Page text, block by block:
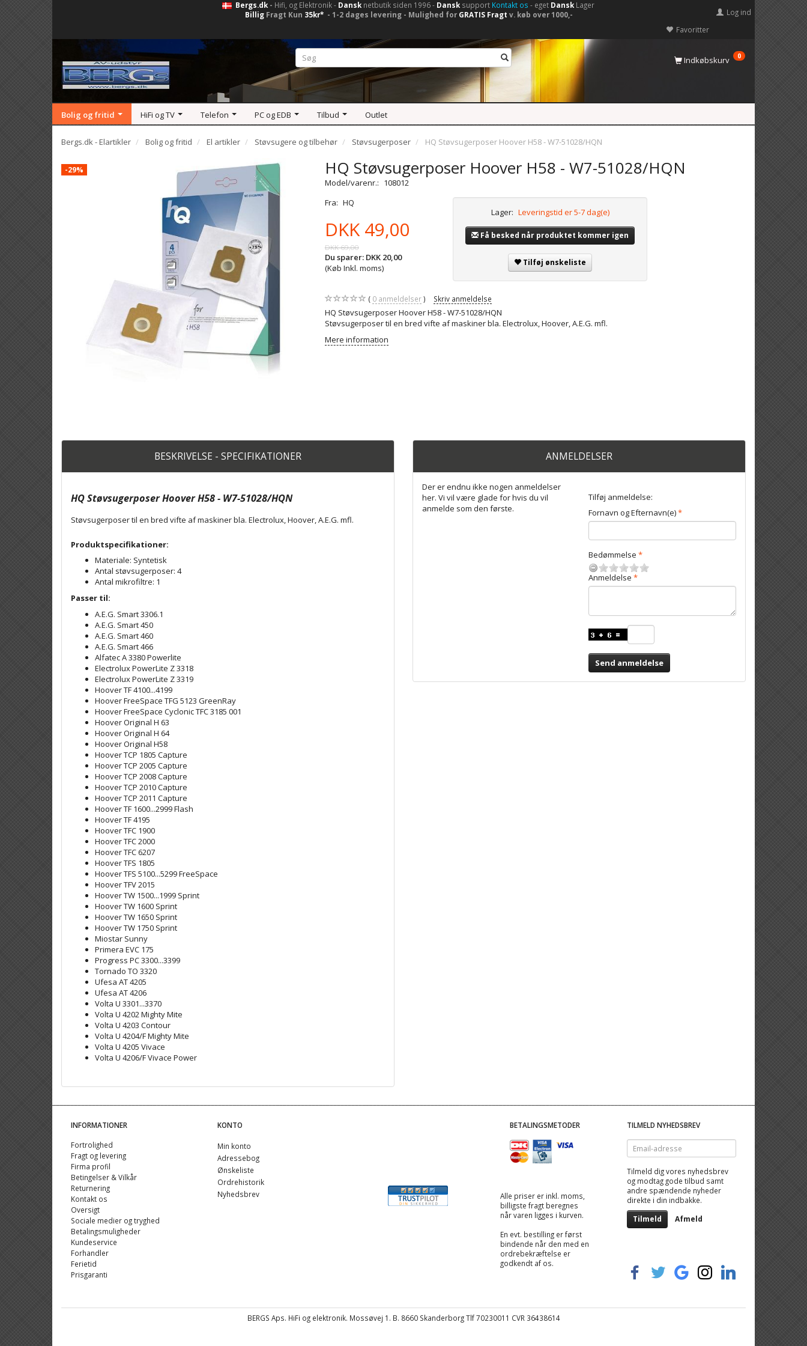
Bergs.dk- Hifi, og Elektronik - Dansknetbutik siden 1996 - Dansksupport Kontakt os - eget DanskLager
Billig Fragt Kun 35kr* - 1-2 dages levering - Mulighed for GRATIS Fragt v. køb over 1000,-
Favoritter
Log ind
Indkøbskurv 0
Bolig og fritid HiFi og TV Telefon PC og EDB Tilbud Outlet
Bergs.dk - Elartikler Bolig og fritid El artikler Støvsugere og tilbehør Støvsugerposer HQ Støvsugerposer Hoover H58 - W7-51028/HQN
-29% HQ Støvsugerposer Hoover H58 - W7-51028/HQN
Model/varenr.: 108012
Fra: HQ
DKK 49,00
DKK 69,00
Du sparer: DKK 20,00
(Køb Inkl. moms)
Lager: Leveringstid er 5-7 dag(e)
Få besked når produktet kommer igen
Tilføj ønskeliste
0anmeldelser Skriv anmeldelse
HQ Støvsugerposer Hoover H58 - W7-51028/HQN
Støvsugerposer til en bred vifte af maskiner bla. Electrolux, Hoover, A.E.G. mfl.
Mere information
BESKRIVELSE - SPECIFIKATIONER
HQ Støvsugerposer Hoover H58 - W7-51028/HQN
Støvsugerposer til en bred vifte af maskiner bla. Electrolux, Hoover, A.E.G. mfl.
Produktspecifikationer:
Materiale: Syntetisk
Antal støvsugerposer: 4
Antal mikrofiltre: 1
Passer til:
A.E.G. Smart 3306.1
A.E.G. Smart 450
A.E.G. Smart 460
A.E.G. Smart 466
Alfatec A 3380 Powerlite
Electrolux PowerLite Z 3318
Electrolux PowerLite Z 3319
Hoover TF 4100...4199
Hoover FreeSpace TFG 5123 GreenRay
Hoover FreeSpace Cyclonic TFC 3185 001
Hoover Original H 63
Hoover Original H 64
Hoover Original H58
Hoover TCP 1805 Capture
Hoover TCP 2005 Capture
Hoover TCP 2008 Capture
Hoover TCP 2010 Capture
Hoover TCP 2011 Capture
Hoover TF 1600...2999 Flash
Hoover TF 4195
Hoover TFC 1900
Hoover TFC 2000
Hoover TFC 6207
Hoover TFS 1805
Hoover TFS 5100...5299 FreeSpace
Hoover TFV 2015
Hoover TW 1500...1999 Sprint
Hoover TW 1600 Sprint
Hoover TW 1650 Sprint
Hoover TW 1750 Sprint
Miostar Sunny
Primera EVC 175
Progress PC 3300...3399
Tornado TO 3320
Ufesa AT 4205
Ufesa AT 4206
Volta U 3301...3370
Volta U 4202 Mighty Mite
Volta U 4203 Contour
Volta U 4204/F Mighty Mite
Volta U 4205 Vivace
Volta U 4206/F Vivace Power
ANMELDELSER
Der er endnu ikke nogen anmeldelser
her. Vi vil være glade for hvis du vil
anmelde som den første.
Tilføj anmeldelse:
Fornavn og Efternavn(e)
Bedømmelse
Anmeldelse
Send anmeldelse
INFORMATIONER
Fortrolighed
Fragt og levering
Firma profil
Betingelser & Vilkår
Returnering
Kontakt os
Oversigt
Sociale medier og tryghed
Betalingsmuligheder
Kundeservice
Forhandler
Ferietid
Prisgaranti
KONTO
Min konto
Adressebog
Ønskeliste
Ordrehistorik
Nyhedsbrev
BETALINGSMETODER
Alle priser er inkl. moms,
billigste fragt beregnes
når varen ligges i kurven.
En evt. bestilling er først
bindende når den med en
ordrebekræftelse er
godkendt af os.
TILMELD NYHEDSBREV
Email-
adresse
Tilmeld dig vores nyhedsbrev
og modtag gode tilbud samt
andre spændende nyheder
direkte i din indbakke.
Tilmeld Afmeld
BERGS Aps. HiFi og elektronik. Mossøvej 1. B. 8660 Skanderborg Tlf 70230011 CVR 36438614